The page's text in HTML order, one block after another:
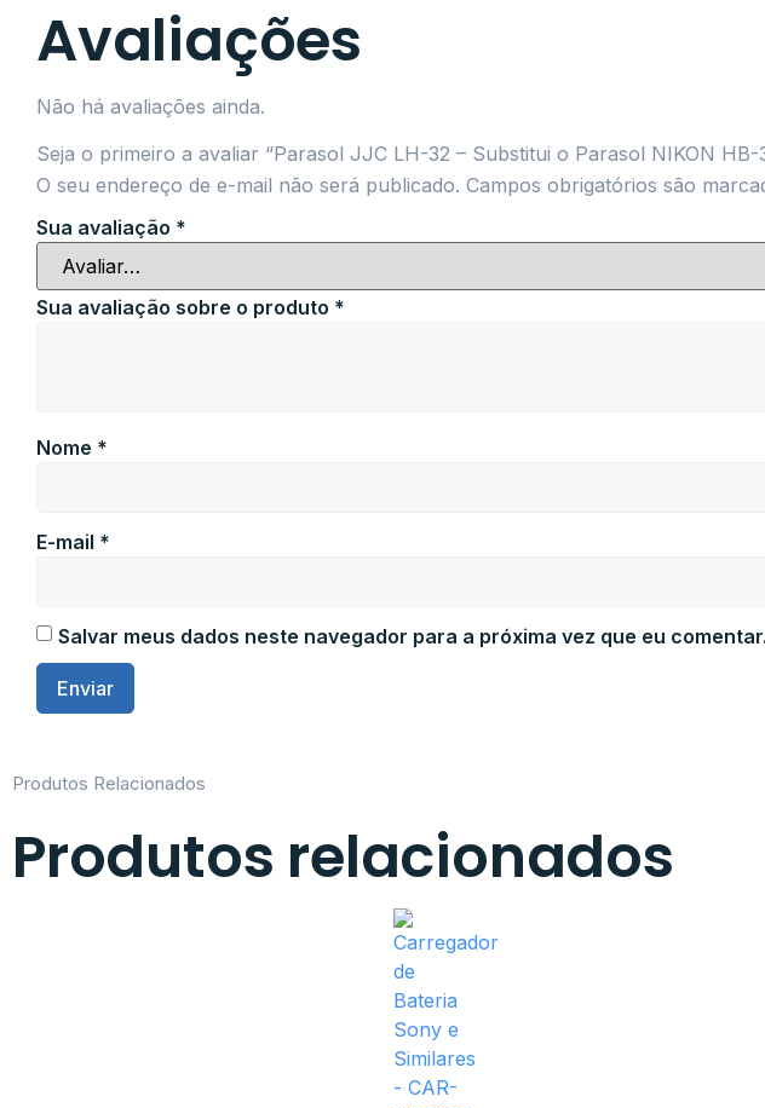
Avaliações
Não há avaliações ainda.
Seja o primeiro a avaliar “Parasol JJC LH-32 – Substitui o Parasol NIKON
O seu endereço de e-mail não será publicado. Campos obrigatórios são
Sua avaliação *
Sua avaliação sobre o produto *
Nome *
E-mail *
Salvar meus dados neste navegador para a próxima vez que eu comentar.
Produtos Relacionados
Produtos relacionados